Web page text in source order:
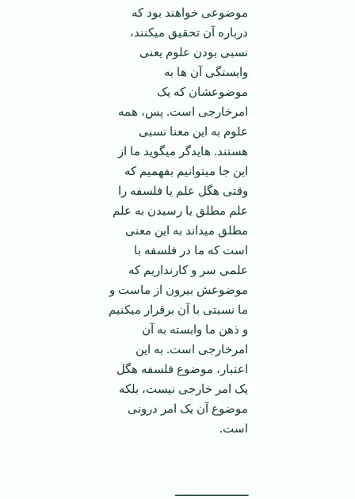
موضوعی خواهند بود که
درباره آن تحقیق می­کنند،
نسبی بودن علوم یعنی
وابستگی آن ها به
موضوعشان که یک
امرخارجی است. پس، همه
علوم به این معنا نسبی
هستند. هایدگر می­گوید ما از
این جا می­توانیم بفهمیم که
وقتی هگل علم یا فلسفه را
علم مطلق یا رسیدن به علم
مطلق می­داند به این معنی
است که ما در فلسفه با
علمی سر و کارنداریم که
موضوعش بیرون از ماست و
ما نسبتی با آن برقرار می­کنیم
و ذهن ما وابسته به آن
امرخارجی است. به این
اعتبار، موضوع فلسفه هگل
یک امر خارجی نیست، بلکه
موضوع آن یک امر درونی
است.
ـــــــــــــــــــــــ